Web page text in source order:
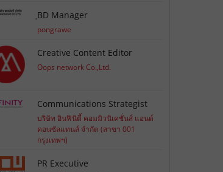
ฺBD Manager
pongrawe
Creative Content Editor
Oops network Co.,Ltd.
Communications Strategist
บริษัท อินฟินิตี้ คอมมิวนิเคชั่นส์ แอนด์
คอนซัลแทนส์ จำกัด (สาขา 001
กรุงเทพฯ)
PR Executive